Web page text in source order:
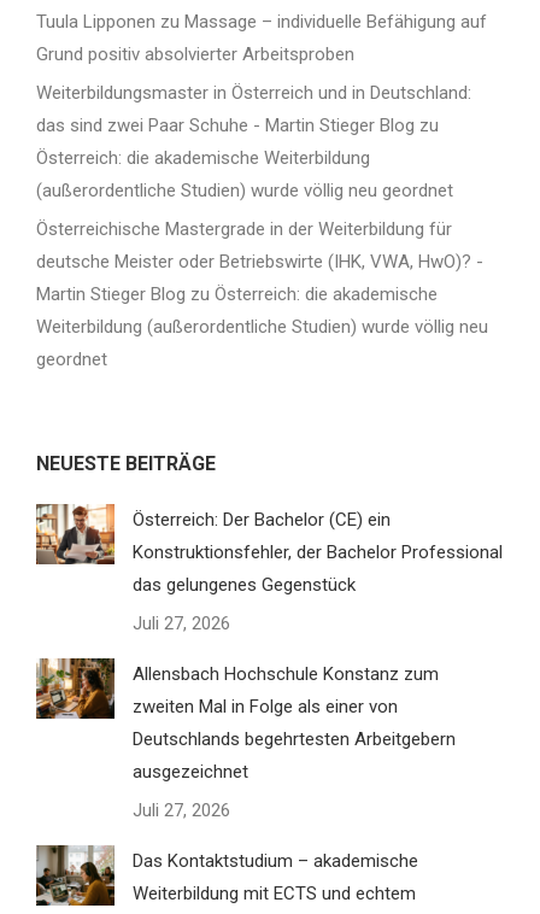
Tuula Lipponen zu Massage – individuelle Befähigung auf
Grund positiv absolvierter Arbeitsproben
Weiterbildungsmaster in Österreich und in Deutschland:
das sind zwei Paar Schuhe - Martin Stieger Blog zu
Österreich: die akademische Weiterbildung
(außerordentliche Studien) wurde völlig neu geordnet
Österreichische Mastergrade in der Weiterbildung für
deutsche Meister oder Betriebswirte (IHK, VWA, HwO)? -
Martin Stieger Blog zu Österreich: die akademische
Weiterbildung (außerordentliche Studien) wurde völlig neu
geordnet
NEUESTE BEITRÄGE
Österreich: Der Bachelor (CE) ein
Konstruktionsfehler, der Bachelor Professional
das gelungenes Gegenstück
Juli 27, 2026
Allensbach Hochschule Konstanz zum
zweiten Mal in Folge als einer von
Deutschlands begehrtesten Arbeitgebern
ausgezeichnet
Juli 27, 2026
Das Kontaktstudium – akademische
Weiterbildung mit ECTS und echtem